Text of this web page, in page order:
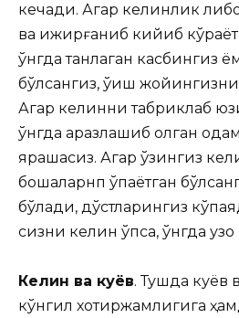
кечади. Агар келинлик
ва ижирғаниб кийиб
ўнгда танлаган касбингиз
бўлсангиз, ўқиш
Агар келинни табриклаб
ўнгда аразлашиб қолган
ярашасиз. Агар ўзингиз
бошқаларнп ўпаётган
бўлади, дўстларингиз
сизни келин ўпса, ўнгда узоқ
Келин ва куёв. Тушда куёв
кўнгил хотиржамлигига